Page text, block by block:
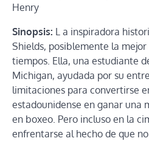
Henry
Sinopsis: L a inspiradora
Shields, posiblemente la
tiempos. Ella, una estudiante
Michigan, ayudada por su
limitaciones para convertirse
estadounidense en ganar una
en boxeo. Pero incluso en la
enfrentarse al hecho de que